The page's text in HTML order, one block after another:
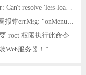
解决Vue报错Module not found: Error: Can't resolve 'less-loader' in 'C:\Users\Hm\Desktop\vue\vue_shop'问题
解决微信公众号分享给好友，朋友圈报错errMsg: "onMenuShareAppMessage:fail, the permission value is offline verifying"
root 权限执行此命令
Web服务器！”